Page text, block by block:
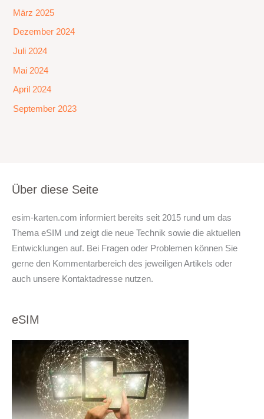
März 2025
Dezember 2024
Juli 2024
Mai 2024
April 2024
September 2023
Über diese Seite
esim-karten.com informiert bereits seit 2015 rund um das
Thema eSIM und zeigt die neue Technik sowie die aktuellen
Entwicklungen auf. Bei Fragen oder Problemen können Sie
gerne den Kommentarbereich des jeweiligen Artikels oder
auch unsere Kontaktadresse nutzen.
eSIM